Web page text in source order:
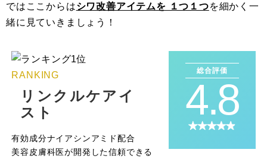
ではここからはシワ改善アイテムを １つ１つを細かく一
緒に見ていきましょう！
RANKING
リンクルケアイ
スト
有効成分ナイアシンアミド配合
美容皮膚科医が開発した信頼できる
総合評価
4.8